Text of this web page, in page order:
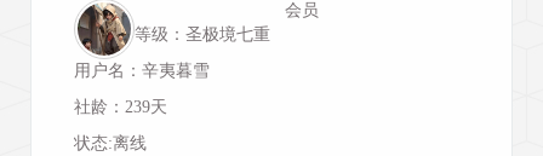
会员
等级：圣极境七重
用户名：辛夷暮雪
社龄：239天
状态:离线